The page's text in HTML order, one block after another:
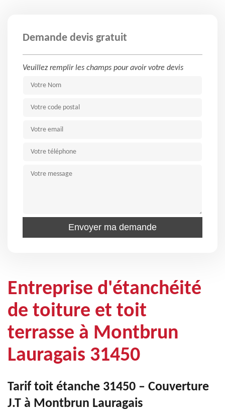
Demande devis gratuit
Veuillez remplir les champs pour avoir votre devis
Entreprise d'étanchéité
de toiture et toit
terrasse à Montbrun
Lauragais 31450
Tarif toit étanche 31450 – Couverture
J.T à Montbrun Lauragais